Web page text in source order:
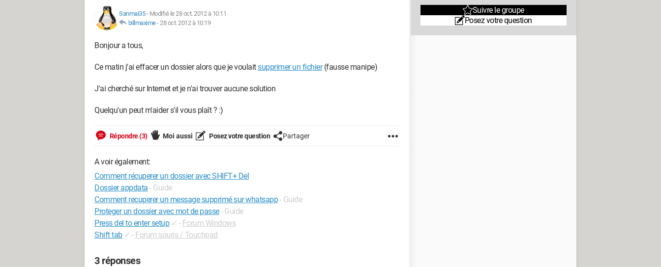
Sanmai35- Modifié le 28 oct. 2012 à 10:11
billmaxime-28 oct. 2012 à 10:19
Bonjour a tous,
Ce matin j'ai effacer un dossier alors que je voulaitsupprimer un fichier(fausse manipe)
J'ai cherché sur Internet et je n'ai trouver aucune solution
Quelqu'un peut m'aider s'il vous plaît ? :)
Répondre (3) Moi aussi Posez votre question Partager
A voir également:
Comment récuperer un dossier avec SHIFT+ Del
Dossier appdata - Guide
Comment recuperer un message supprimé sur whatsapp - Guide
Proteger un dossier avec mot de passe- Guide
Press del to enter setup ✓ - Forum Windows
Shift tab ✓ - Forum souris / Touchpad
3 réponses
Suivre le groupe
Posez votre question